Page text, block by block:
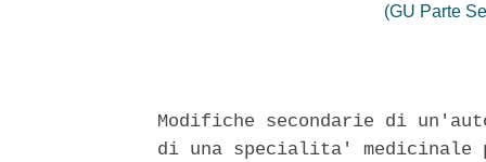
(GU Parte
Modifiche secondarie di
di una specialita' medicinale